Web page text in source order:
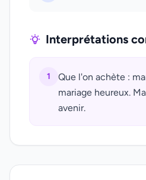
Interprétations
1
Que l'on achète :
mariage heureux.
avenir.